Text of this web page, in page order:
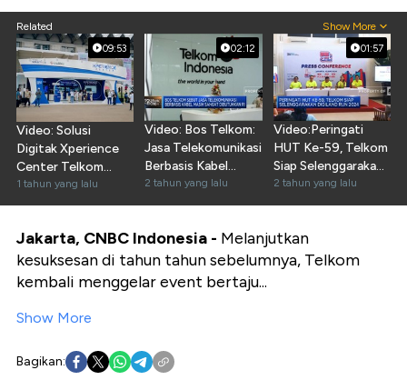
Related Show More
09:53
Video: Solusi
Digitak Xperience
Center Telkom
Solution & Indibiz
1 tahun yang lalu
02:12
Video: Bos Telkom:
Jasa Telekomunikasi
Berbasis Kabel
Masih Dibutuhkan
2 tahun yang lalu
01:57
Video:Peringati
HUT Ke-59, Telkom
Siap Selenggarakan
Digiland Run 2024
2 tahun yang lalu
Jakarta, CNBC Indonesia - Melanjutkan
kesuksesan di tahun tahun sebelumnya, Telkom
kembali menggelar event bertaju...
Show More
Bagikan: